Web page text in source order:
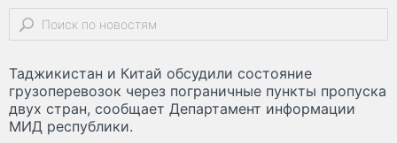
Таджикистан и Китай обсудили состояние
грузоперевозок через пограничные пункты пропуска
двух стран, сообщает Департамент информации
МИД республики.